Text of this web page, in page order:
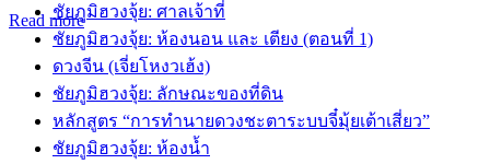
Read moreชัยภูมิฮวงจุ้ย: ศาลเจ้าที่
ชัยภูมิฮวงจุ้ย: ห้องนอน และ เตียง (ตอนที่ 1)
ดวงจีน (เจี่ยโหงวเฮ้ง)
ชัยภูมิฮวงจุ้ย: ลักษณะของที่ดิน
หลักสูตร “การทำนายดวงชะตาระบบจี๋มุ้ยเต้าเสี่ยว”
ชัยภูมิฮวงจุ้ย: ห้องน้ำ